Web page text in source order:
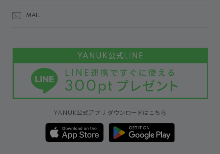
MAIL
YANUK公式アプリ ダウンロードはこちら